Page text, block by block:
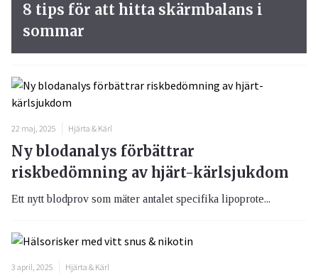
8 tips för att hitta skärmbalans i
sommar
22 maj, 2025 Hjärta & Kärl
Ny blodanalys förbättrar
riskbedömning av hjärt-kärlsjukdom
Ett nytt blodprov som mäter antalet specifika lipoprote...
3 april, 2025 Hjärta & Kärl